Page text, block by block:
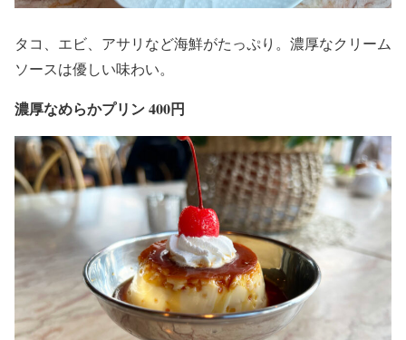
タコ、エビ、アサリなど海鮮がたっぷり。濃厚なクリーム
ソースは優しい味わい。
濃厚なめらかプリン 400円